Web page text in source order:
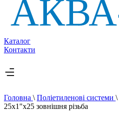
Каталог
Контакти
Головна \ Поліетиленові системи \
25x1"x25 зовнішня різьба